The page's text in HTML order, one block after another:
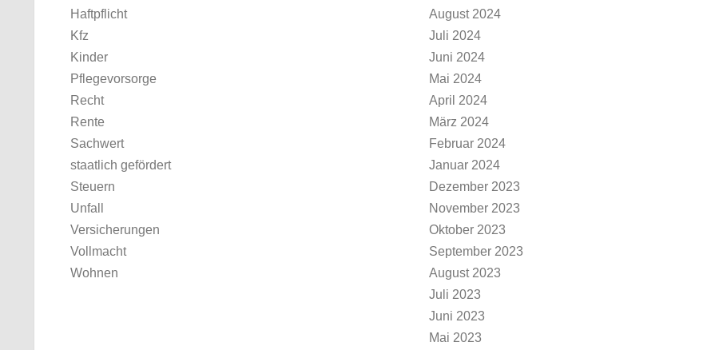
Haftpflicht
Kfz
Kinder
Pflegevorsorge
Recht
Rente
Sachwert
staatlich gefördert
Steuern
Unfall
Versicherungen
Vollmacht
Wohnen
August 2024
Juli 2024
Juni 2024
Mai 2024
April 2024
März 2024
Februar 2024
Januar 2024
Dezember 2023
November 2023
Oktober 2023
September 2023
August 2023
Juli 2023
Juni 2023
Mai 2023